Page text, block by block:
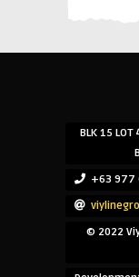
BLK 15 LOT
+63 977
© 2022